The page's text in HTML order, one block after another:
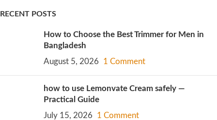
RECENT POSTS
How to Choose the Best Trimmer for Men in
Bangladesh
August 5, 2026
1 Comment
how to use Lemonvate Cream safely —
Practical Guide
July 15, 2026
1 Comment